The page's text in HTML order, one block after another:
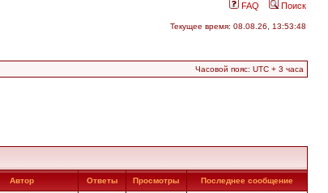
FAQ Поиск
Текущее время: 08.08.26, 13:53:48
Часовой пояс: UTC + 3 часа
Автор Ответы Просмотры Последнее сообщение